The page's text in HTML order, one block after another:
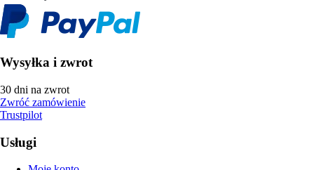
Wysyłka i zwrot
30 dni na zwrot
Zwróć zamówienie
Trustpilot
Usługi